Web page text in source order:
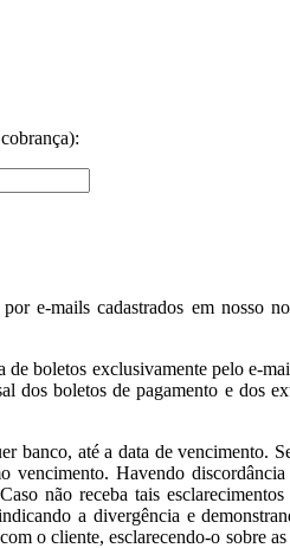
e-mails cadastrados em nosso
de boletos exclusivamente pelo e-
dos boletos de pagamento e dos
banco, até a data de vencimento.
vencimento. Havendo
não receba tais
a divergência e
o cliente, esclarecendo-o sobre as